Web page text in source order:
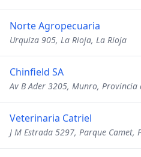
Norte Agropecuaria
Urquiza 905, La Rioja, La Rioja
Chinfield SA
Av B Ader 3205, Munro, Provincia
Veterinaria Catriel
J M Estrada 5297, Parque Camet,